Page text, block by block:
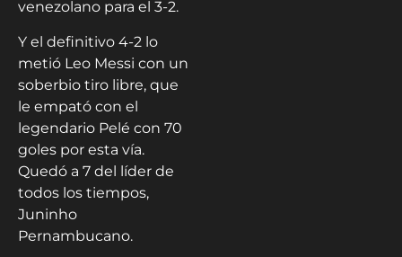
venezolano para el 3-2.
Y el definitivo 4-2 lo
metió Leo Messi con un
soberbio tiro libre, que
le empató con el
legendario Pelé con 70
goles por esta vía.
Quedó a 7 del líder de
todos los tiempos,
Juninho
Pernambucano.